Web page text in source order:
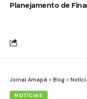
Planejamento de
Jornal Amapá > Blog >
NOTÍCIAS